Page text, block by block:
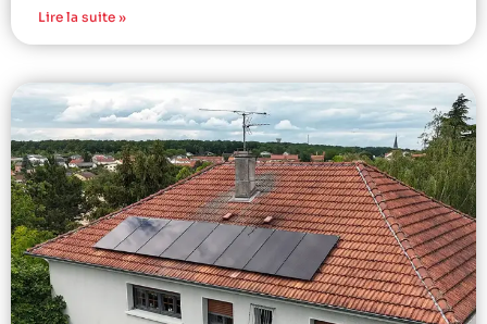
Lire la suite »